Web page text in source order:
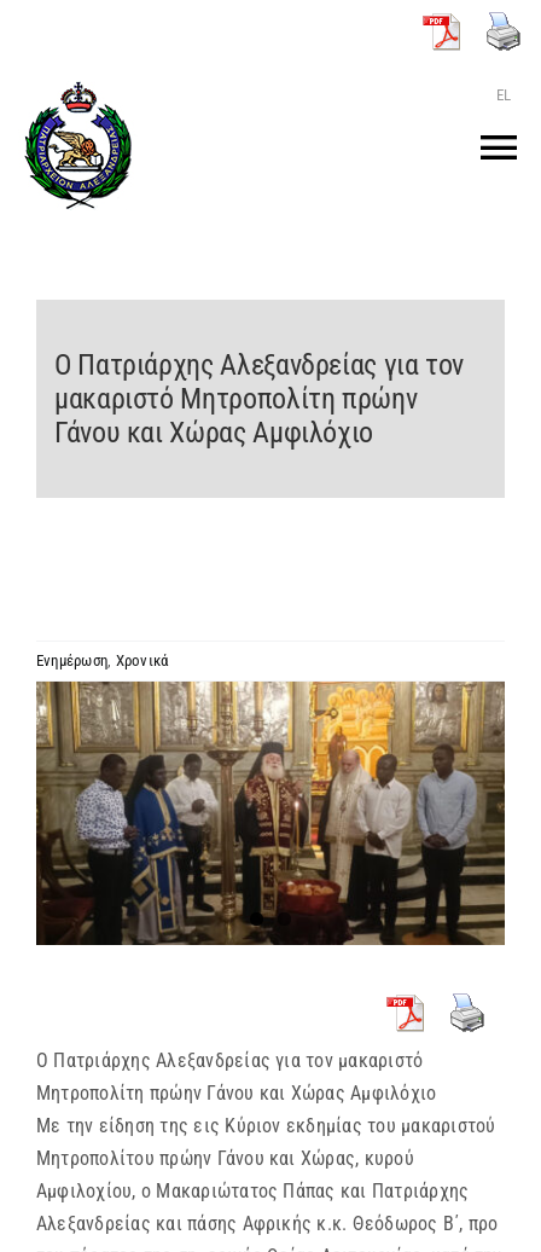
περιεχόμενο
EL
ΤΟ ΠΑΤΡΙΑΡΧΕΙΟ
MEDIA
ΕΝΗΜΕΡΩΣΗ
ΣΥΝΔΕΣΕΙΣ
Ο Πατριάρχης Αλεξανδρείας για τον
μακαριστό Μητροπολίτη πρώην
Γάνου και Χώρας Αμφιλόχιο
Ενημέρωση, Χρονικά
Προβολή
μεγαλύτερης
εικόνας
Ο Πατριάρχης Αλεξανδρείας για τον μακαριστό
Μητροπολίτη πρώην Γάνου και Χώρας Αμφιλόχιο
Με την είδηση της εις Κύριον εκδημίας του μακαριστού
Μητροπολίτου πρώην Γάνου και Χώρας, κυρού
Αμφιλοχίου, ο Μακαριώτατος Πάπας και Πατριάρχης
Αλεξανδρείας και πάσης Αφρικής κ.κ. Θεόδωρος Β΄, προ